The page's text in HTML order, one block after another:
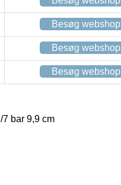
Besøg webshop
Besøg webshop
Besøg webshop
bar 9,9 cm